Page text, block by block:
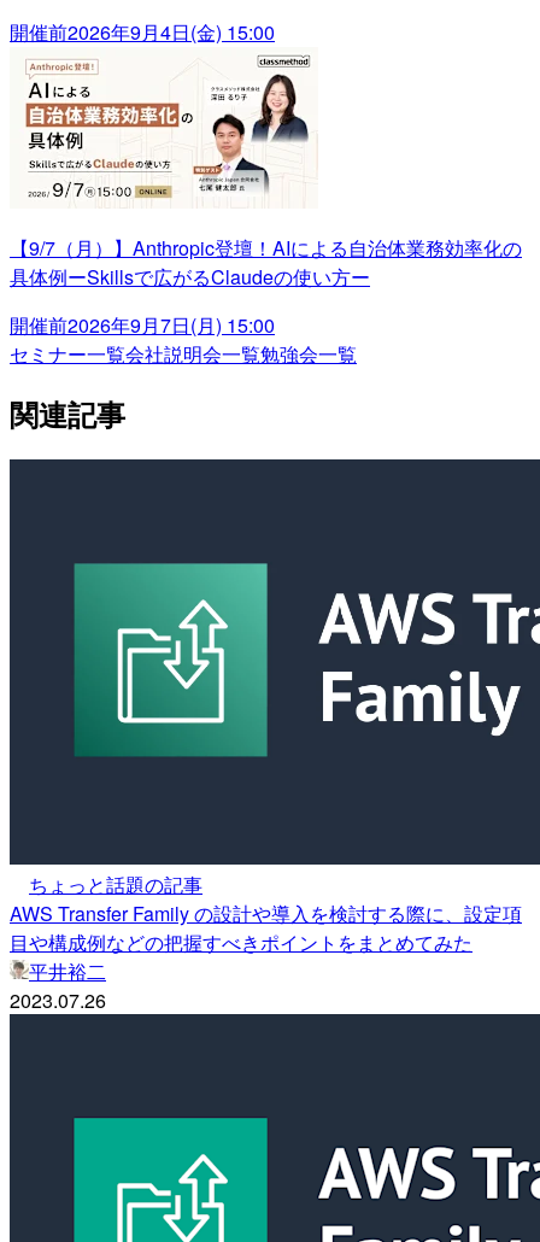
開催前2026年9月4日(金) 15:00
【9/7（月）】Anthropic登壇！AIによる自治体業務効率化の
具体例ーSkillsで広がるClaudeの使い方ー
開催前2026年9月7日(月) 15:00
セミナー一覧会社説明会一覧勉強会一覧
関連記事
ちょっと話題の記事
AWS Transfer Family の設計や導入を検討する際に、設定項
目や構成例などの把握すべきポイントをまとめてみた
平井裕二
2023.07.26